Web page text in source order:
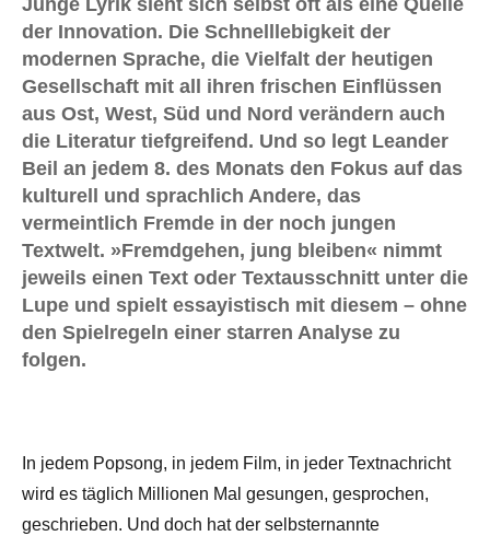
Junge Lyrik sieht sich selbst oft als eine Quelle
der Innovation. Die Schnelllebigkeit der
modernen Sprache, die Vielfalt der heutigen
Gesellschaft mit all ihren frischen Einflüssen
aus Ost, West, Süd und Nord verändern auch
die Literatur tiefgreifend. Und so legt Leander
Beil an jedem 8. des Monats den Fokus auf das
kulturell und sprachlich Andere, das
vermeintlich Fremde in der noch jungen
Textwelt. »Fremdgehen, jung bleiben« nimmt
jeweils einen Text oder Textausschnitt unter die
Lupe und spielt essayistisch mit diesem – ohne
den Spielregeln einer starren Analyse zu
folgen.
In jedem Popsong, in jedem Film, in jeder Textnachricht
wird es täglich Millionen Mal gesungen, gesprochen,
geschrieben. Und doch hat der selbsternannte